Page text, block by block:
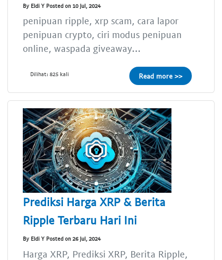
By Eldi Y Posted on 10 Jul, 2024
penipuan ripple, xrp scam, cara lapor
penipuan crypto, ciri modus penipuan
online, waspada giveaway...
Dilihat: 825 kali Read more >>
Prediksi Harga XRP & Berita
Ripple Terbaru Hari Ini
By Eldi Y Posted on 26 Jul, 2024
Harga XRP, Prediksi XRP, Berita Ripple,